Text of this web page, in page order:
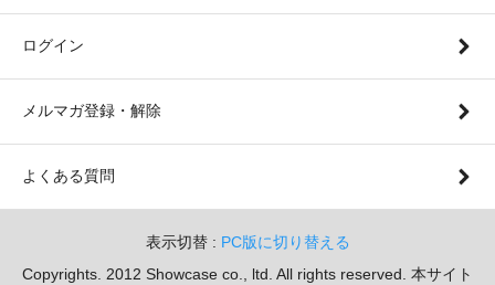
ログイン
メルマガ登録・解除
よくある質問
表示切替 : PC版に切り替える
Copyrights. 2012 Showcase co., ltd. All rights reserved. 本サイト